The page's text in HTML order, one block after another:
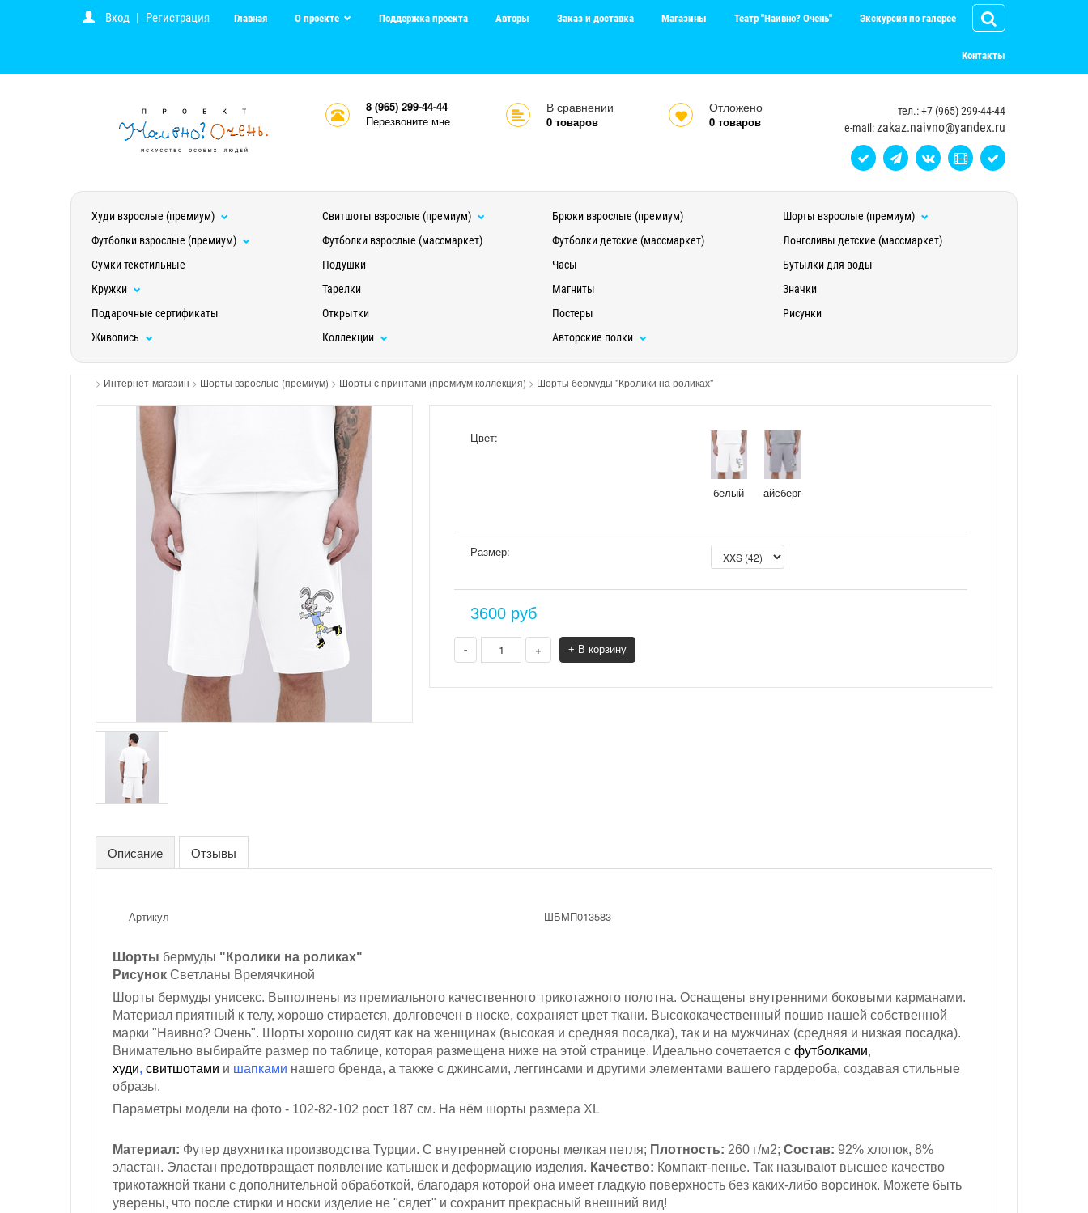
Вход | Регистрация Главная О проекте Поддержка проекта Авторы Заказ и доставка Магазины Театр "Наивно? Очень" Экскурсия по галерее
Контакты
8 (965) 299-44-44
Перезвоните мне
В сравнении
0товаров
Отложено
0 товаров
тел.: +7 (965) 299-44-44
e-mail:zakaz.naivno@yandex.ru
Худи взрослые (премиум) Свитшоты взрослые (премиум) Брюки взрослые (премиум)
Шорты взрослые (премиум)
Футболки взрослые (премиум)
Футболки взрослые (массмаркет) Футболки детские (массмаркет)
Лонгсливы детские (массмаркет)
Сумки текстильные
Подушки Часы
Бутылки для воды
Кружки
Тарелки Магниты
Значки
Подарочные сертификаты
Открытки Постеры
Рисунки
Живопись
Коллекции Авторские полки
> Интернет-магазин > Шорты взрослые (премиум) > Шорты с принтами (премиум коллекция) > Шорты бермуды "Кролики на роликах"
Цвет:
белый айсберг
Размер:
3600 руб
- + + В корзину
Описание Отзывы
Артикул ШБМП013583
Шорты бермуды "Кролики на роликах"
Рисунок Светланы Времячкиной
Шорты бермуды унисекс. Выполнены из премиального качественного трикотажного полотна. Оснащены внутренними боковыми карманами.
Материал приятный к телу, хорошо стирается, долговечен в носке, сохраняет цвет ткани. Высококачественный пошив нашей собственной
марки "Наивно? Очень". Шорты хорошо сидят как на женщинах (высокая и средняя посадка), так и на мужчинах (средняя и низкая посадка).
Внимательно выбирайте размер по таблице, которая размещена ниже на этой странице. Идеально сочетается с футболками,
худи, свитшотами и шапками нашего бренда, а также с джинсами, леггинсами и другими элементами вашего гардероба, создавая стильные
образы.
Параметры модели на фото - 102-82-102 рост 187 см. На нём шорты размера XL
Материал: Футер двухнитка производства Турции. С внутренней стороны мелкая петля; Плотность: 260 г/м2; Состав: 92% хлопок, 8%
эластан. Эластан предотвращает появление катышек и деформацию изделия. Качество: Компакт-пенье. Так называют высшее качество
трикотажной ткани с дополнительной обработкой, благодаря которой она имеет гладкую поверхность без каких-либо ворсинок. Можете быть
уверены, что после стирки и носки изделие не "сядет" и сохранит прекрасный внешний вид!